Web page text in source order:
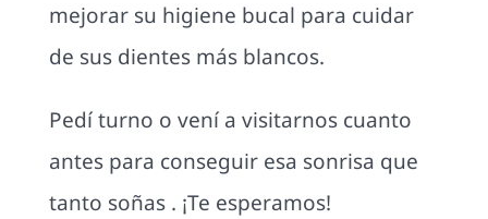
mejorar su higiene bucal para cuidar
de sus dientes más blancos.
Pedí turno o vení a visitarnos cuanto
antes para conseguir esa sonrisa que
tanto soñas . ¡Te esperamos!